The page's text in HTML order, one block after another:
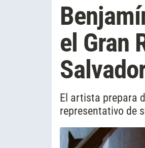
el Gran
El artista prepara
representativo de